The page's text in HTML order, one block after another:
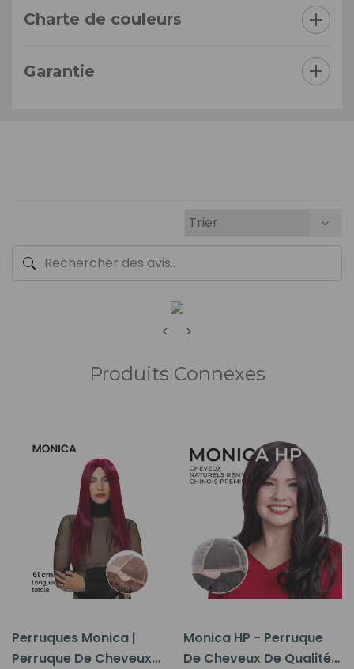
Charte de couleurs
Garantie
< >
Produits Connexes
Perruques Monica |
Perruque De Cheveux
Monica HP - Perruque
De Cheveux De Qualité